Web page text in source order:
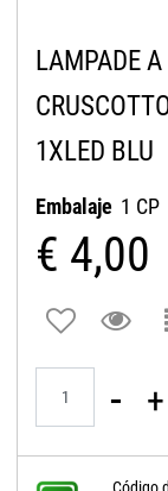
LAMPADE
1XLED BLU
Embalaje 1 CP
€ 4,00